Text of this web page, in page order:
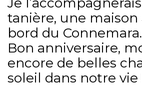
tanière, une maison
bord du
Bon anniversaire,
encore de belles
soleil dans notre vie